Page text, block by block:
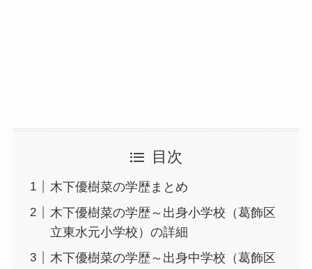
目次
木下優樹菜の学歴まとめ
木下優樹菜の学歴～出身小学校（葛飾区
立東水元小学校）の詳細
木下優樹菜の学歴～出身中学校（葛飾区